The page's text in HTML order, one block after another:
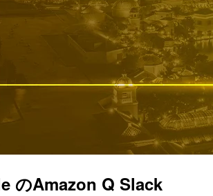
のAmazon Q Slack